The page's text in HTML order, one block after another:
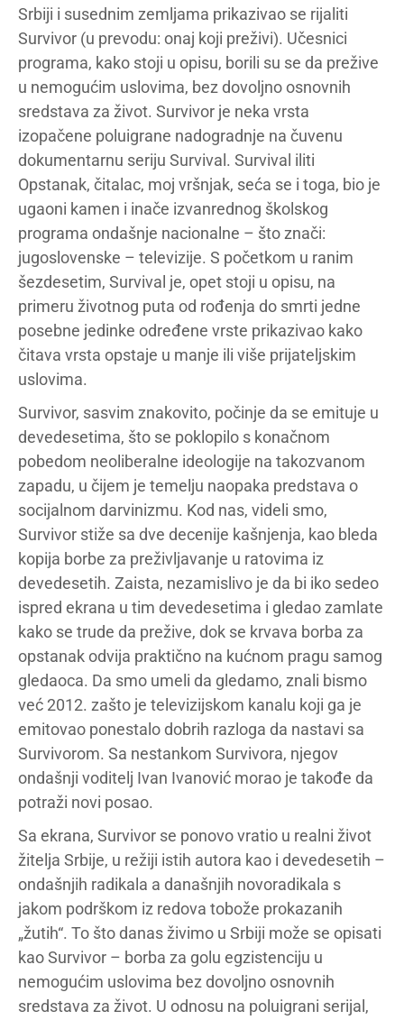
Srbiji i susednim zemljama prikazivao se rijaliti
Survivor (u prevodu: onaj koji preživi). Učesnici
programa, kako stoji u opisu, borili su se da prežive
u nemogućim uslovima, bez dovoljno osnovnih
sredstava za život. Survivor je neka vrsta
izopačene poluigrane nadogradnje na čuvenu
dokumentarnu seriju Survival. Survival iliti
Opstanak, čitalac, moj vršnjak, seća se i toga, bio je
ugaoni kamen i inače izvanrednog školskog
programa ondašnje nacionalne – što znači:
jugoslovenske – televizije. S početkom u ranim
šezdesetim, Survival je, opet stoji u opisu, na
primeru životnog puta od rođenja do smrti jedne
posebne jedinke određene vrste prikazivao kako
čitava vrsta opstaje u manje ili više prijateljskim
uslovima.
Survivor, sasvim znakovito, počinje da se emituje u
devedesetima, što se poklopilo s konačnom
pobedom neoliberalne ideologije na takozvanom
zapadu, u čijem je temelju naopaka predstava o
socijalnom darvinizmu. Kod nas, videli smo,
Survivor stiže sa dve decenije kašnjenja, kao bleda
kopija borbe za preživljavanje u ratovima iz
devedesetih. Zaista, nezamislivo je da bi iko sedeo
ispred ekrana u tim devedesetima i gledao zamlate
kako se trude da prežive, dok se krvava borba za
opstanak odvija praktično na kućnom pragu samog
gledaoca. Da smo umeli da gledamo, znali bismo
već 2012. zašto je televizijskom kanalu koji ga je
emitovao ponestalo dobrih razloga da nastavi sa
Survivorom. Sa nestankom Survivora, njegov
ondašnji voditelj Ivan Ivanović morao je takođe da
potraži novi posao.
Sa ekrana, Survivor se ponovo vratio u realni život
žitelja Srbije, u režiji istih autora kao i devedesetih –
ondašnjih radikala a današnjih novoradikala s
jakom podrškom iz redova tobože prokazanih
„žutih“. To što danas živimo u Srbiji može se opisati
kao Survivor – borba za golu egzistenciju u
nemogućim uslovima bez dovoljno osnovnih
sredstava za život. U odnosu na poluigrani serijal,